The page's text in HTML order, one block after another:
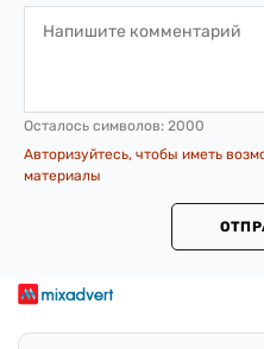
Осталось символов: 2000
Авторизуйтесь, чтобы иметь
материалы